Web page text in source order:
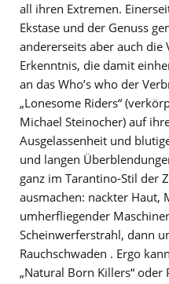
all ihren Extremen.
Ekstase und der Genuss
andererseits aber auch
Erkenntnis, die damit
an das Who’s who der
„Lonesome Riders“
Michael Steinocher) auf
Ausgelassenheit und
und langen
ganz im Tarantino-Stil der
ausmachen: nackter Haut,
umherfliegender
Scheinwerferstrahl, dann
Rauchschwaden . Ergo
„Natural Born Killers“